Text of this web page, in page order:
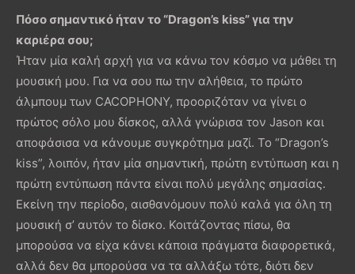
Πόσο σημαντικό ήταν το “Dragon’s kiss” για την
καριέρα σου;
Ήταν μία καλή αρχή για να κάνω τον κόσμο να μάθει τη
μουσική μου. Για να σου πω την αλήθεια, το πρώτο
άλμπουμ των CACOPHONY, προοριζόταν να γίνει ο
πρώτος σόλο μου δίσκος, αλλά γνώρισα τον Jason και
αποφάσισα να κάνουμε συγκρότημα μαζί. Το “Dragon’s
kiss”, λοιπόν, ήταν μία σημαντική, πρώτη εντύπωση και η
πρώτη εντύπωση πάντα είναι πολύ μεγάλης σημασίας.
Εκείνη την περίοδο, αισθανόμουν πολύ καλά για όλη τη
μουσική σ’ αυτόν το δίσκο. Κοιτάζοντας πίσω, θα
μπορούσα να είχα κάνει κάποια πράγματα διαφορετικά,
αλλά δεν θα μπορούσα να τα αλλάξω τότε, διότι δεν